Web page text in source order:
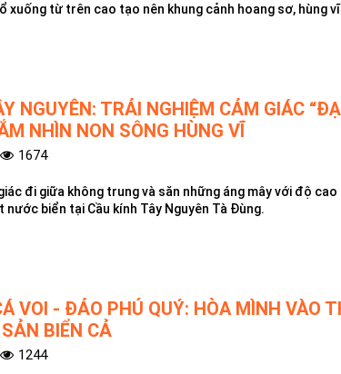
xuống từ trên cao tạo nên khung cảnh hoang sơ, hùng
NGUYÊN: TRẢI NGHIỆM CẢM GIÁC
NHÌN NON SÔNG HÙNG VĨ
1674
đi giữa không trung và săn những áng mây với độ cao
nước biển tại Cầu kính Tây Nguyên Tà Đùng.
VOI - ĐẢO PHÚ QUÝ: HÒA MÌNH VÀO
BIỂN CẢ
1244